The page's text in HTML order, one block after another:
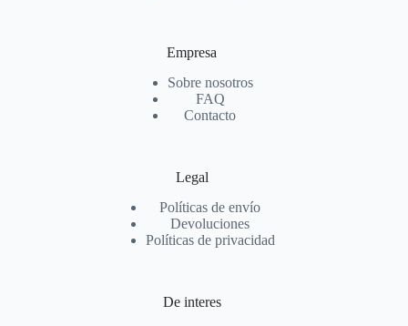
Empresa
Sobre nosotros
FAQ
Contacto
Legal
Políticas de envío
Devoluciones
Políticas de privacidad
De interes